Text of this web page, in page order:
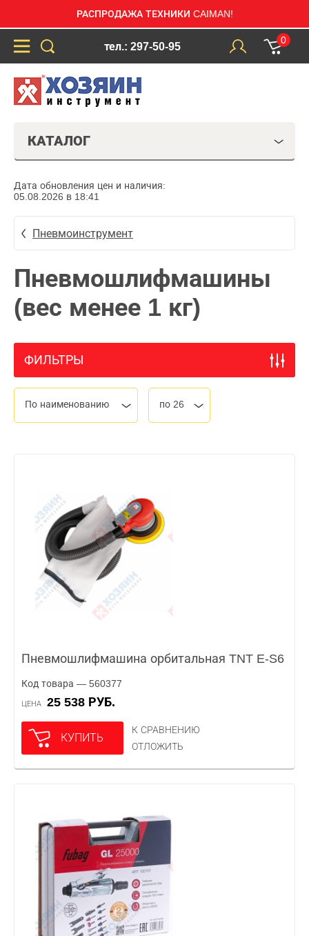
РАСПРОДАЖА ТЕХНИКИ CAIMAN!
тел.: 297-50-95
0
КАТАЛОГ
Дата обновления цен и наличия:
05.08.2026 в 18:41
Пневмоинструмент
Пневмошлифмашины
(вес менее 1 кг)
ФИЛЬТРЫ
По наименованию по 26
Пневмошлифмашина орбитальная TNT E-S6
Код товара — 560377
ЦЕНА 25 538 РУБ.
КУПИТЬ
К СРАВНЕНИЮ
ОТЛОЖИТЬ